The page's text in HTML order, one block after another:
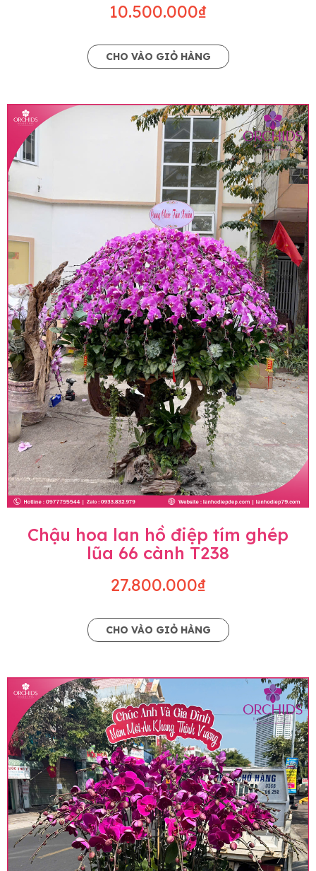
10.500.000₫
CHO VÀO GIỎ HÀNG
Chậu hoa lan hồ điệp tím ghép
lũa 66 cành T238
27.800.000₫
CHO VÀO GIỎ HÀNG